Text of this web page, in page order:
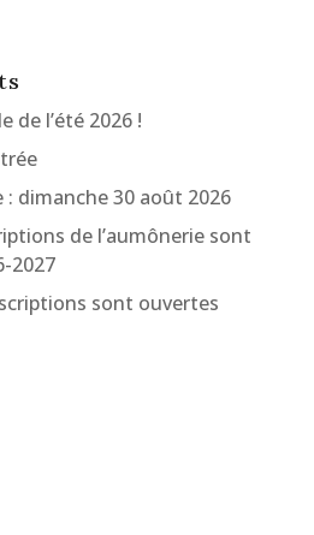
de l’été 2026 !
: dimanche 30 août 2026
de l’aumônerie sont
2027
sont ouvertes